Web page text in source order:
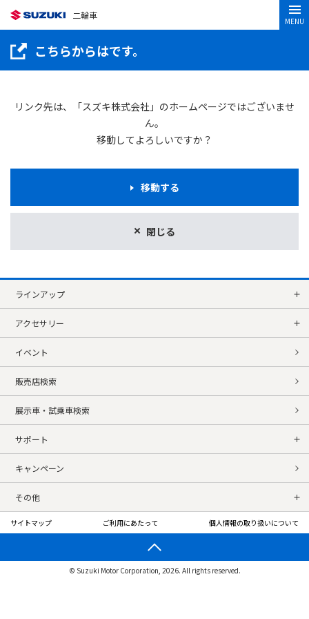
二輪車
MENU
こちらからはです。
リンク先は、「スズキ株式会社」のホームページではございませ
ん。
移動してよろしいですか？
閉じる
移動する
ラインアップ
アクセサリー
イベント
販売店検索
展示車・試乗車検索
サポート
キャンペーン
その他
サイトマップ ご利用にあたって 個人情報の取り扱いについて
© Suzuki Motor Corporation, 2026. All rights reserved.